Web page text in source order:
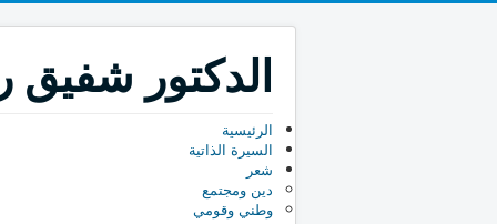
الدكتور شفيق
الرئيسية
السيرة الذاتية
شعر
دين ومجتمع
وطني وقومي